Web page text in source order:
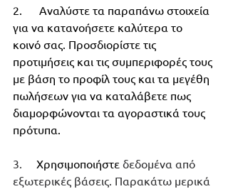
2.      Αναλύστε τα παραπάνω στοιχεία
για να κατανοήσετε καλύτερα το
κοινό σας. Προσδιορίστε τις
προτιμήσεις και τις συμπεριφορές τους
με βάση το προφίλ τους και τα μεγέθη
πωλήσεων για να καταλάβετε πως
διαμορφώνονται τα αγοραστικά τους
πρότυπα.
3. Χρησιμοποιήστε δεδομένα από
εξωτερικές βάσεις. Παρακάτω μερικά